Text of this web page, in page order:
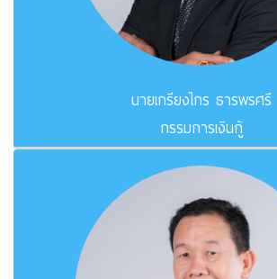
นายเกรียงไกร ธารพรศรี
กรรมการเงินกู้